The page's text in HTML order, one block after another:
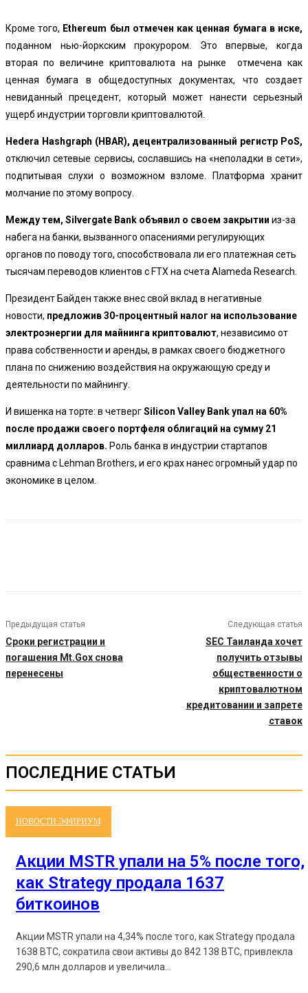
Кроме того, Ethereum был отмечен как ценная бумага в иске,
поданном нью-йоркским прокурором. Это впервые, когда
вторая по величине криптовалюта на рынке отмечена как
ценная бумага в общедоступных документах, что создает
невиданный прецедент, который может нанести серьезный
ущерб индустрии торговли криптовалютой.
Hedera Hashgraph (HBAR), децентрализованный регистр PoS,
отключил сетевые сервисы, сославшись на «неполадки в сети»,
подпитывая слухи о возможном взломе. Платформа хранит
молчание по этому вопросу.
Между тем, Silvergate Bank объявил о своем закрытии из-за
набега на банки, вызванного опасениями регулирующих
органов по поводу того, способствовала ли его платежная сеть
тысячам переводов клиентов с FTX на счета Alameda Research.
Президент Байден также внес свой вклад в негативные
новости, предложив 30-процентный налог на использование
электроэнергии для майнинга криптовалют, независимо от
права собственности и аренды, в рамках своего бюджетного
плана по снижению воздействия на окружающую среду и
деятельности по майнингу.
И вишенка на торте: в четвергSilicon Valley Bank упал на 60%
после продажи своего портфеля облигаций на сумму 21
миллиард долларов. Роль банка в индустрии стартапов
сравнима с Lehman Brothers, и его крах нанес огромный удар по
экономике в целом.
Предыдущая статья
Сроки регистрации и
погашения Mt.Gox снова
перенесены
Следующая статья
SEC Таиланда хочет
получить отзывы
общественности о
криптовалютном
кредитовании и запрете
ставок
ПОСЛЕДНИЕ СТАТЬИ
НОВОСТИ ЭФИРИУМ
Акции MSTR упали на 5% после того,
как Strategy продала 1637
биткоинов
Акции MSTR упали на 4,34% после того, как Strategy продала
1638 BTC, сократила свои активы до 842 138 BTC, привлекла
290,6 млн долларов и увеличила...